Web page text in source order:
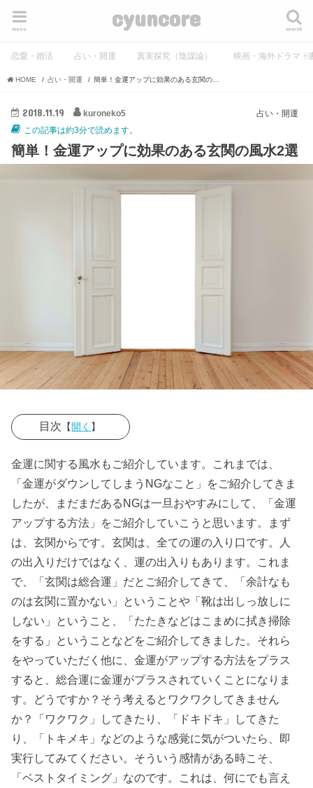
cyuncore search
menu
恋愛・婚活 占い・開運 真実探究（陰謀論） 映画・海外ドラマ・
HOME 占い・開運
占い・開運
2018.11.19
kuroneko5
この記事は約3分で読めます。
簡単！金運アップに効果のある玄関の風水2選
目次 【開く 】
› 金運アップに
効果のある玄
関の風水①玄
関のライト
› 金運アップに
効果のある玄
関の風水②観
葉植物を置く
金運に関する風水もご紹介しています。これまでは、
「金運がダウンしてしまうNGなこと」をご紹介してきま
したが、まだまだあるNGは一旦おやすみにして、「金運
アップする方法」をご紹介していこうと思います。まず
は、玄関からです。玄関は、全ての運の入り口です。人
の出入りだけではなく、運の出入りもあります。これま
で、「玄関は総合運」だとご紹介してきて、「余計なも
のは玄関に置かない」ということや「靴は出しっ放しに
しない」ということ、「たたきなどはこまめに拭き掃除
をする」ということなどをご紹介してきました。それら
をやっていただく他に、金運がアップする方法をプラス
すると、総合運に金運がプラスされていくことになりま
す。どうですか？そう考えるとワクワクしてきません
か？「ワクワク」してきたり、「ドキドキ」してきた
り、「トキメキ」などのような感覚に気がついたら、即
実行してみてください。そういう感情がある時こそ、
「ベストタイミング」なのです。これは、何にでも言え